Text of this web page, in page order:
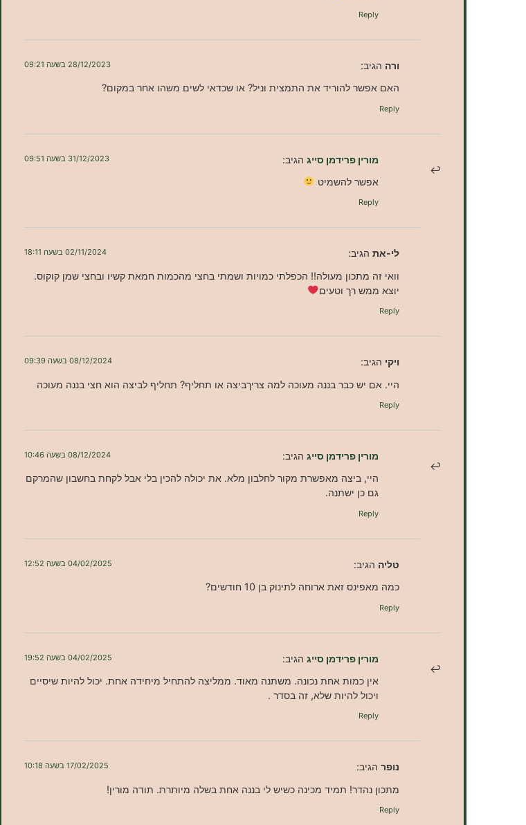
Reply
ורה הגיב: 28/12/2023 בשעה 09:21
האם אפשר להוריד את התמצית וניל? או שכדאי לשים משהו אחר במקום?
Reply
מורין פרידמן סייג הגיב: 31/12/2023 בשעה 09:51
אפשר להשמיט
Reply
לי-את הגיב: 02/11/2024 בשעה 18:11
וואי זה מתכון מעולה!! הכפלתי כמויות ושמתי בחצי מהכמות חמאת קשיו ובחצי שמן קוקוס.
יוצא ממש רך וטעים
Reply
ויקי הגיב: 08/12/2024 בשעה 09:39
היי. אם יש כבר בננה מעוכה למה צריךביצה או תחליף? תחליף לביצה הוא חצי בננה מעוכה
Reply
מורין פרידמן סייג הגיב: 08/12/2024 בשעה 10:46
היי, ביצה מאפשרת מקור לחלבון מלא. את יכולה להכין בלי אבל לקחת בחשבון שהמרקם
גם כן ישתנה.
Reply
טליה הגיב: 04/02/2025 בשעה 12:52
כמה מאפינס זאת ארוחה לתינוק בן 10 חודשים?
Reply
מורין פרידמן סייג הגיב: 04/02/2025 בשעה 19:52
אין כמות אחת נכונה. משתנה מאוד. ממליצה להתחיל מיחידה אחת. יכול להיות שיסיים
ויכול להיות שלא, זה בסדר .
Reply
נופר הגיב: 17/02/2025 בשעה 10:18
מתכון נהדר! תמיד מכינה כשיש לי בננה אחת בשלה מיותרת. תודה מורין!
Reply